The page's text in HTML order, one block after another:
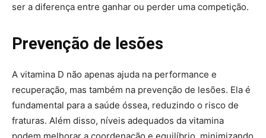
ser a diferença entre ganhar ou perder uma competição.
Prevenção de lesões
A vitamina D não apenas ajuda na performance e
recuperação, mas também na prevenção de lesões. Ela é
fundamental para a saúde óssea, reduzindo o risco de
fraturas. Além disso, níveis adequados da vitamina
podem melhorar a coordenação e equilíbrio, minimizando